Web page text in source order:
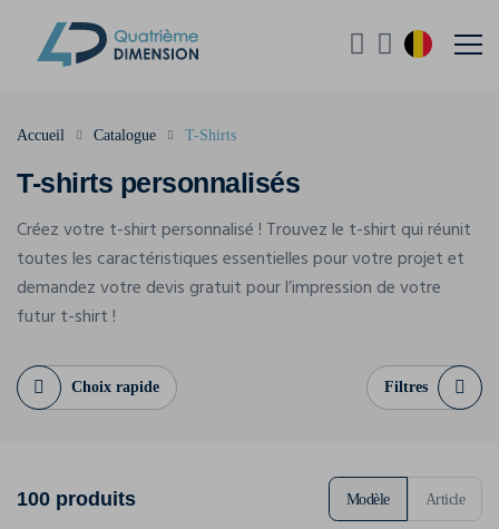
T-shirts personnalisés
Accueil Catalogue T-Shirts
Créez votre t-shirt personnalisé ! Trouvez le t-shirt qui réunit
toutes les caractéristiques essentielles pour votre projet et
demandez votre devis gratuit pour l’impression de votre
futur t-shirt !
Choix rapide Filtres
100 produits Modèle Article